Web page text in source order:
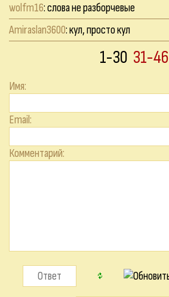
wolfm16: слова не разборчевые
Amiraslan3600: кул, просто кул
1-30 31-46
Имя:
Email:
Комментарий: